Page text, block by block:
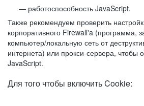
работоспособность JavaScript.
Также рекомендуем проверить
корпоративного Firewall'a
компьютер/локальную сеть от
интернета) или прокси-сервера, чтобы
JavaScript.
Для того чтобы включить Cookie: